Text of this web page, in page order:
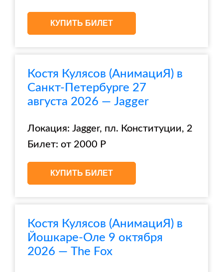
КУПИТЬ БИЛЕТ
Костя Кулясов (АнимациЯ) в
Санкт-Петербурге 27
августа 2026 — Jagger
Локация: Jagger, пл. Конституции, 2
Билет: от 2000 Р
КУПИТЬ БИЛЕТ
Костя Кулясов (АнимациЯ) в
Йошкаре-Оле 9 октября
2026 — The Fox